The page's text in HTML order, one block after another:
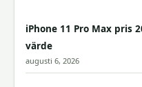
iPhone 11 Pro Max pris
värde
augusti 6, 2026